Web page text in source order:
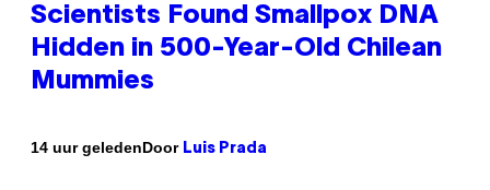
Scientists Found Smallpox DNA
Hidden in 500-Year-Old Chilean
Mummies
14 uur geledenDoor Luis Prada